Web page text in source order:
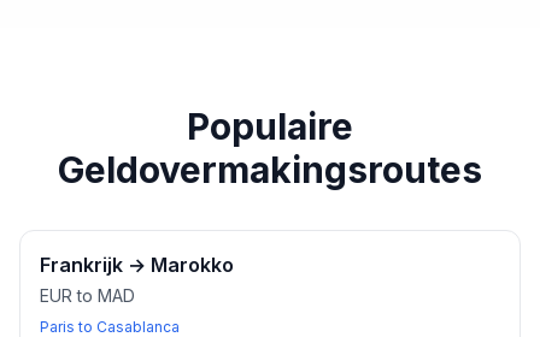
Populaire
Geldovermakingsroutes
Frankrijk → Marokko
EUR to MAD
Paris to Casablanca